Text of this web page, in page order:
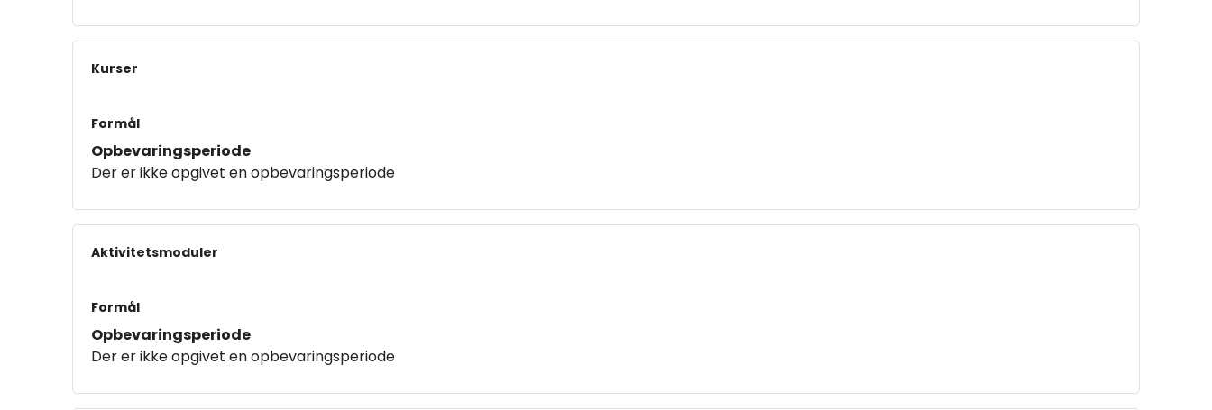
Kurser
Formål
Opbevaringsperiode
Der er ikke opgivet en opbevaringsperiode
Aktivitetsmoduler
Formål
Opbevaringsperiode
Der er ikke opgivet en opbevaringsperiode